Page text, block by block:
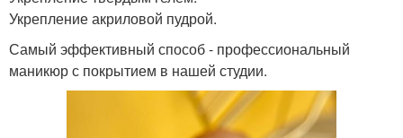
Укрепление акриловой пудрой.
Самый эффективный способ - профессиональный
маникюр с покрытием в нашей студии.